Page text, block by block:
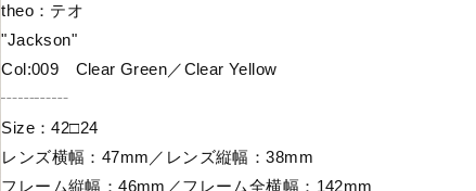
theo：テオ
"Jackson"
Col:009 Clear Green／Clear Yellow
┄┄┄┄
Size：42□24
レンズ横幅：47mm／レンズ縦幅：38mm
フレーム縦幅：46mm／フレーム全横幅：142mm